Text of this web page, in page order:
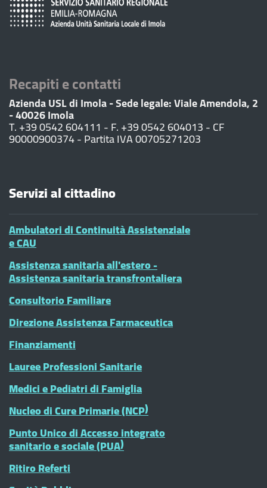
Recapiti e contatti
Azienda USL di Imola - Sede legale: Viale Amendola, 2
- 40026 Imola
T. +39 0542 604111 - F. +39 0542 604013 - CF
90000900374 - Partita IVA 00705271203
Servizi al cittadino
Ambulatori di Continuità Assistenziale
e CAU
Assistenza sanitaria all'estero -
Assistenza sanitaria transfrontaliera
Consultorio Familiare
Direzione Assistenza Farmaceutica
Finanziamenti
Lauree Professioni Sanitarie
Medici e Pediatri di Famiglia
Nucleo di Cure Primarie (NCP)
Punto Unico di Accesso integrato
sanitario e sociale (PUA)
Ritiro Referti